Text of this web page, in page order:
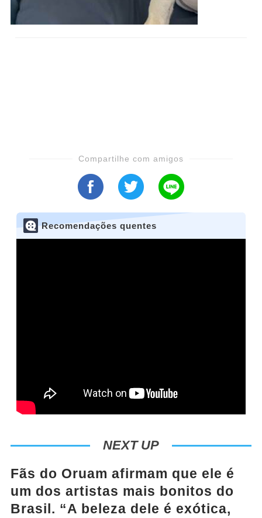
Compartilhe com amigos
Recomendações quentes
NEXT UP
Fãs do Oruam afirmam que ele é
um dos artistas mais bonitos do
Brasil. “A beleza dele é exótica,